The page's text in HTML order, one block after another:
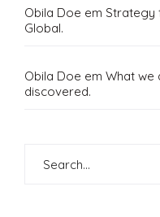
Obila Doe em Strategy
Global.
Obila Doe em What we
discovered.